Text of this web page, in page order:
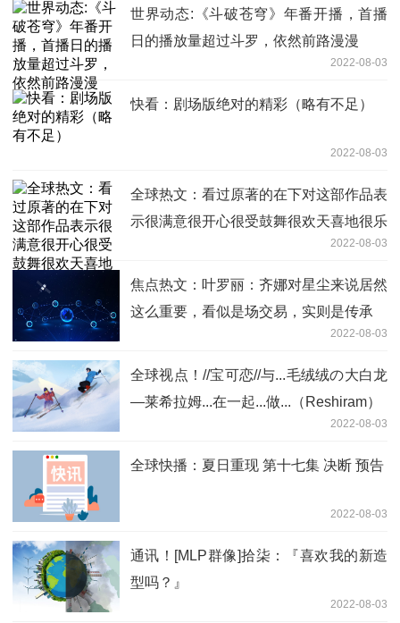
世界动态:《斗破苍穹》年番开播，首播
日的播放量超过斗罗，依然前路漫漫
2022-08-03
快看：剧场版绝对的精彩（略有不足）
2022-08-03
全球热文：看过原著的在下对这部作品表
示很满意很开心很受鼓舞很欢天喜地很乐
2022-08-03
焦点热文：叶罗丽：齐娜对星尘来说居然
这么重要，看似是场交易，实则是传承
2022-08-03
全球视点！//宝可恋//与...毛绒绒の大白龙
—莱希拉姆...在一起...做...（Reshiram）
2022-08-03
全球快播：夏日重现 第十七集 决断 预告
2022-08-03
通讯！[MLP群像]拾柒：『喜欢我的新造
型吗？』
2022-08-03